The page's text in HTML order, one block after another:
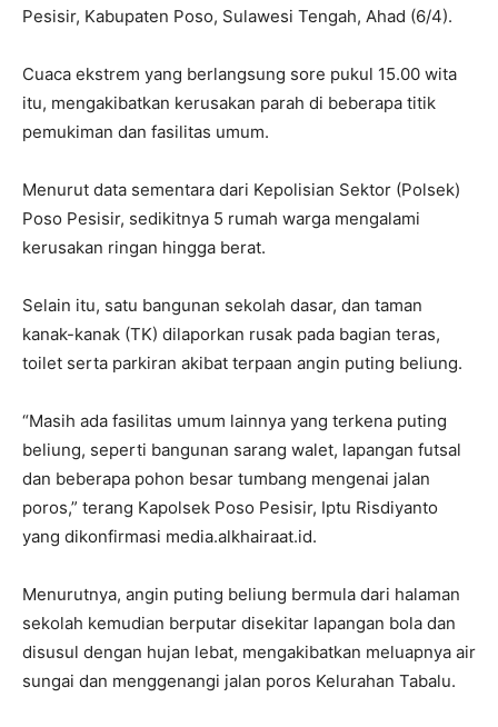
Pesisir, Kabupaten Poso, Sulawesi Tengah, Ahad (6/4).
Cuaca ekstrem yang berlangsung sore pukul 15.00 wita
itu, mengakibatkan kerusakan parah di beberapa titik
pemukiman dan fasilitas umum.
Menurut data sementara dari Kepolisian Sektor (Polsek)
Poso Pesisir, sedikitnya 5 rumah warga mengalami
kerusakan ringan hingga berat.
Selain itu, satu bangunan sekolah dasar, dan taman
kanak-kanak (TK) dilaporkan rusak pada bagian teras,
toilet serta parkiran akibat terpaan angin puting beliung.
“Masih ada fasilitas umum lainnya yang terkena puting
beliung, seperti bangunan sarang walet, lapangan futsal
dan beberapa pohon besar tumbang mengenai jalan
poros,” terang Kapolsek Poso Pesisir, Iptu Risdiyanto
yang dikonfirmasi media.alkhairaat.id.
Menurutnya, angin puting beliung bermula dari halaman
sekolah kemudian berputar disekitar lapangan bola dan
disusul dengan hujan lebat, mengakibatkan meluapnya air
sungai dan menggenangi jalan poros Kelurahan Tabalu.